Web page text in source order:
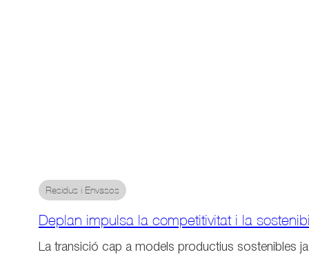
Residus i Envasos
Deplan impulsa la competitivitat i la
La transició cap a models productius sostenibles